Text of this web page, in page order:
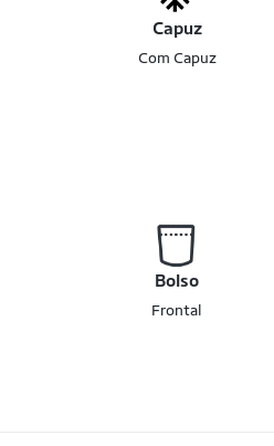
Capuz
Com Capuz
Bolso
Frontal